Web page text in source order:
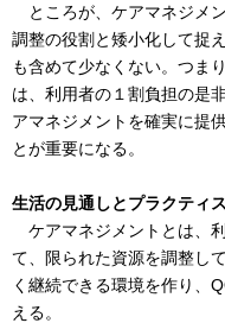
ところが、ケアマネジメ
調整の役割と矮小化して捉
も含めて少なくない。つま
は、利用者の１割負担の是
アマネジメントを確実に提
とが重要になる。
生活の見通しとプラクティ
ケアマネジメントとは、
て、限られた資源を調整し
く継続できる環境を作り、
える。